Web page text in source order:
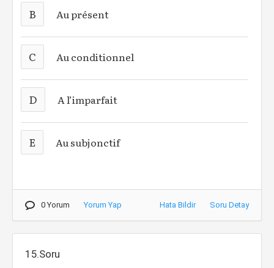
B Au présent
C Au conditionnel
D A l’imparfait
E Au subjonctif
0 Yorum Yorum Yap Hata Bildir Soru Detay
15.Soru